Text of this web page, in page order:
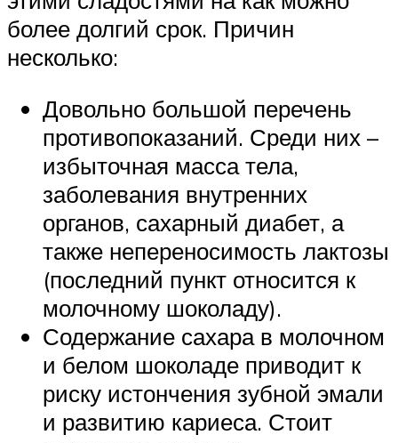
более долгий срок. Причин
несколько:
Довольно большой перечень
противопоказаний. Среди них –
избыточная масса тела,
заболевания внутренних
органов, сахарный диабет, а
также непереносимость лактозы
(последний пункт относится к
молочному шоколаду).
Содержание сахара в молочном
и белом шоколаде приводит к
риску истончения зубной эмали
и развитию кариеса. Стоит